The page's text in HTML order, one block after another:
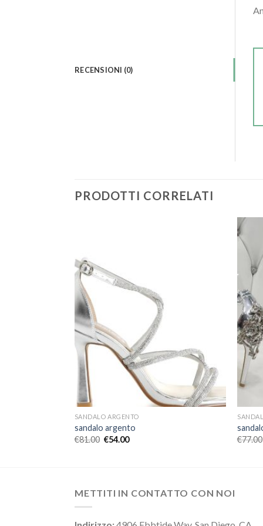
RECENSIONI (0)
PRODOTTI CORRELATI
SANDALO ARGENTO
sandalo argento
€81.00 €54.00
€77.00
METTITI IN CONTATTO CON NOI